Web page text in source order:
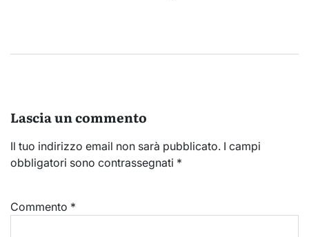
Lascia un commento
Il tuo indirizzo email non sarà pubblicato. I campi
obbligatori sono contrassegnati *
Commento *